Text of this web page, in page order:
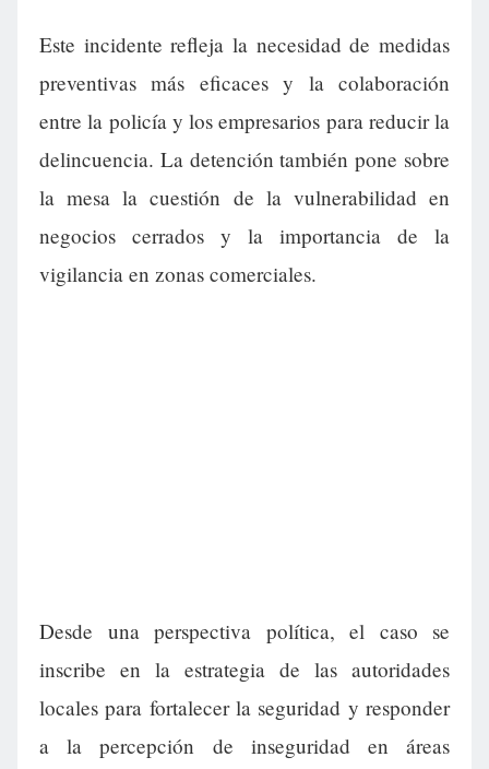
Este incidente refleja la necesidad de medidas
preventivas más eficaces y la colaboración
entre la policía y los empresarios para reducir la
delincuencia. La detención también pone sobre
la mesa la cuestión de la vulnerabilidad en
negocios cerrados y la importancia de la
vigilancia en zonas comerciales.
Desde una perspectiva política, el caso se
inscribe en la estrategia de las autoridades
locales para fortalecer la seguridad y responder
a la percepción de inseguridad en áreas